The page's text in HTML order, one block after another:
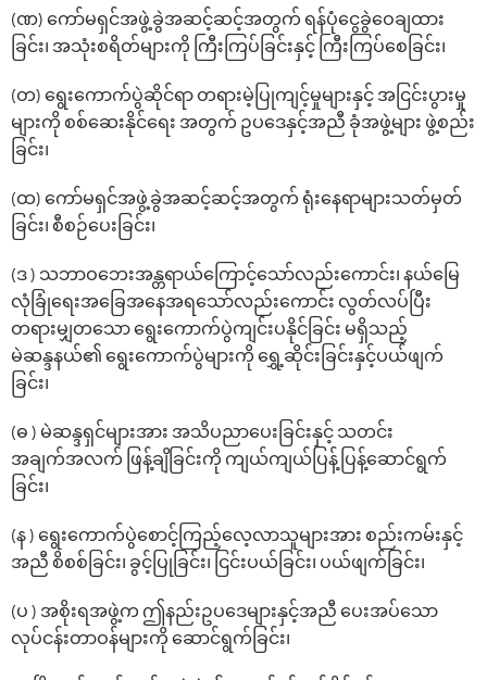
(ဏ) ‌ကော်မရှင်အဖွဲ့ခွဲအဆင့်ဆင့်အတွက် ရန်ပုံ‌ငွေခွဲ‌ဝေချထား
ခြင်း၊ အသုံးစရိတ်များကို ကြီးကြပ်ခြင်းနှင့် ကြီးကြပ်‌စေခြင်း၊
(တ) ‌ရွေး‌ကောက်ပွဲဆိုင်ရာ တရားမဲ့ပြုကျင့်မှုများနှင့် အငြင်းပွားမှု
များကို စစ်‌ဆေးနိုင်‌ရေး အတွက် ဥပ‌ဒေနှင့်အညီ ခုံအဖွဲ့များ ဖွဲ့စည်း
ခြင်း၊
(ထ) ‌ကော်မရှင်အဖွဲ့ခွဲအဆင့်ဆင့်အတွက် ရုံး‌နေရာများသတ်မှတ်
ခြင်း၊ စီစဉ်ပေးခြင်း၊
(ဒ ) သဘာဝ‌ဘေးအန္တရာယ်‌ကြောင့်‌သော်လည်း‌ကောင်း၊ နယ်‌မြေ
လုံခြုံ‌ရေးအ‌ခြေအ‌နေအရ‌သော်လည်းကောင်း လွတ်လပ်ပြီး
တရားမျှတ‌သော ‌ရွေး‌ကောက်ပွဲကျင်းပနိုင်ခြင်း မရှိသည့်
မဲဆန္ဒနယ်၏ ‌ရွေး‌ကောက်ပွဲများကို ‌ရွှေ့ဆိုင်းခြင်းနှင့်ပယ်ဖျက်
ခြင်း၊
(ဓ ) မဲဆန္ဒရှင်များအား အသိပညာပေးခြင်းနှင့် သတင်း
အချက်အလက် ဖြန့်ချိခြင်းကို ကျယ်ကျယ်ပြန့်ပြန့်ဆောင်ရွက်
ခြင်း၊
(န ) ရွေးကောက်ပွဲစောင့်ကြည့်လေ့လာသူများအား စည်းကမ်းနှင့်
အညီ စိစစ်ခြင်း၊ ခွင့်ပြုခြင်း၊ ငြင်းပယ်ခြင်း၊ ပယ်ဖျက်ခြင်း၊
(ပ ) အစိုးရအဖွဲ့က ဤနည်းဥပ‌ဒေများနှင့်အညီ ‌ပေးအပ်‌သော
လုပ်ငန်းတာဝန်များကို ဆောင်ရွက်ခြင်း၊